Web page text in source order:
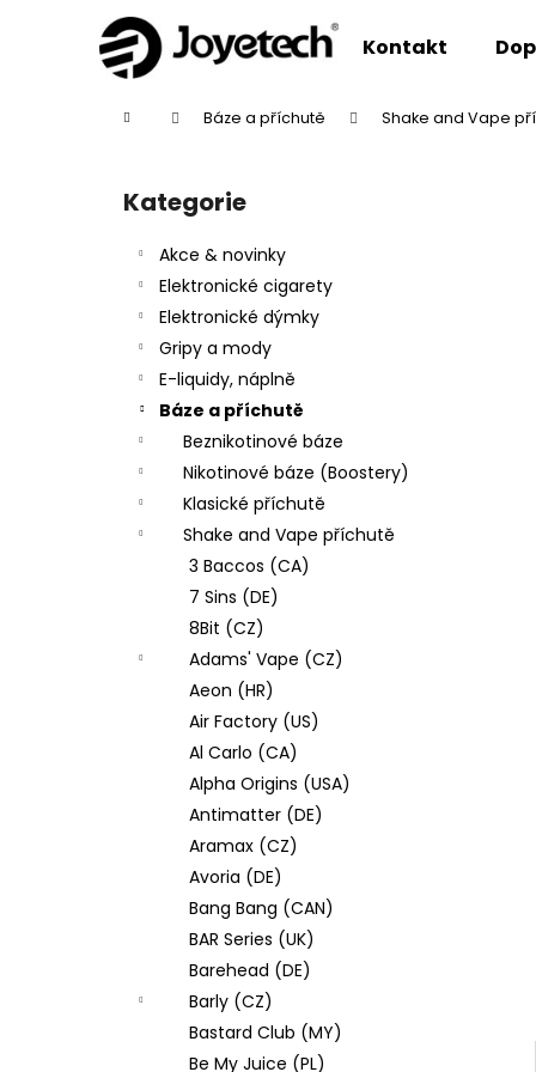
Kontakt
Domů Báze a příchutě Shake and Vape
Přeskočit
kategorie
Kategorie
Akce & novinky
Elektronické cigarety
Elektronické dýmky
Gripy a mody
E-liquidy, náplně
Báze a příchutě
Beznikotinové báze
Nikotinové báze (Boostery)
Klasické příchutě
Shake and Vape příchutě
3 Baccos (CA)
7 Sins (DE)
8Bit (CZ)
Adams' Vape (CZ)
Aeon (HR)
Air Factory (US)
Al Carlo (CA)
Alpha Origins (USA)
Antimatter (DE)
Aramax (CZ)
Avoria (DE)
Bang Bang (CAN)
BAR Series (UK)
Barehead (DE)
Barly (CZ)
Bastard Club (MY)
Be My Juice (PL)
Zpět
Zpět
JOYETECH BF SS316 ATOMIZER 0,6OHM